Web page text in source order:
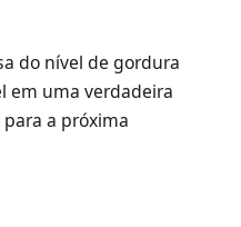
do nível de gordura
em uma verdadeira
a próxima